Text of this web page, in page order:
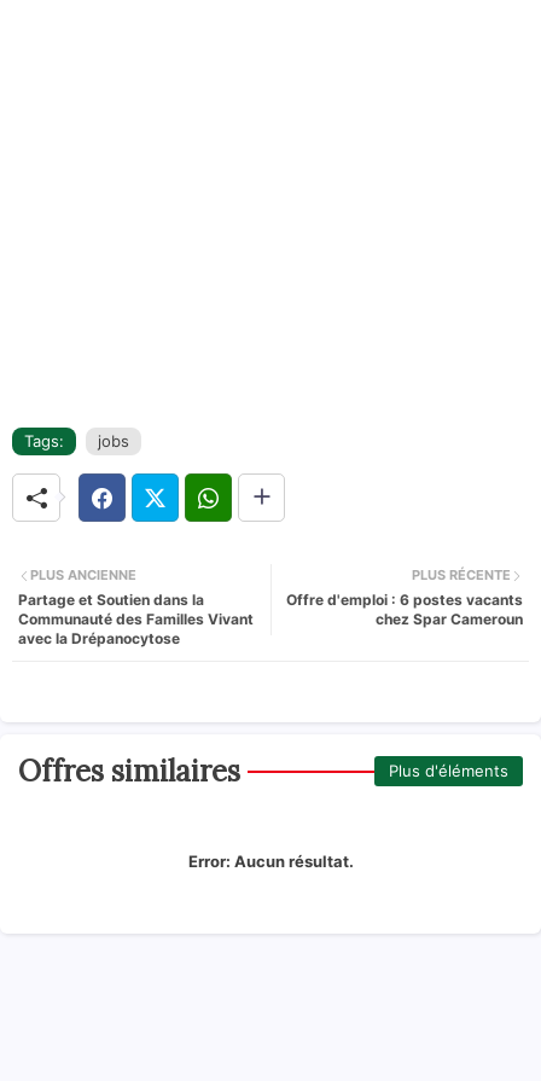
Tags: jobs
PLUS RÉCENTE
Offre d'emploi : 6 postes vacants
chez Spar Cameroun
PLUS ANCIENNE
Partage et Soutien dans la
Communauté des Familles Vivant
avec la Drépanocytose
Offres similaires Plus d'éléments
Error: Aucun résultat.